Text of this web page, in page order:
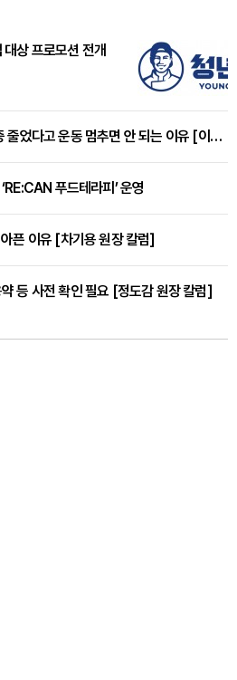
상 프로모션 전개
팔 들기 어려운 오십견, 통증 줄었다고 운동 멈추면 안 되는 이유 [이병욱 원장 칼럼]
푸드테라피’ 운영
픈 이유 [차기용 원장 칼럼]
등 사전 확인 필요 [정도감 원장 칼럼]